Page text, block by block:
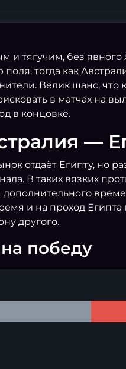
тягучим, без явного
тогда как
Велик шанс, что
в матчах на
в концовке.
—
отдаёт Египту, но
В таких вязких
и на проход Египта
другого.
победу